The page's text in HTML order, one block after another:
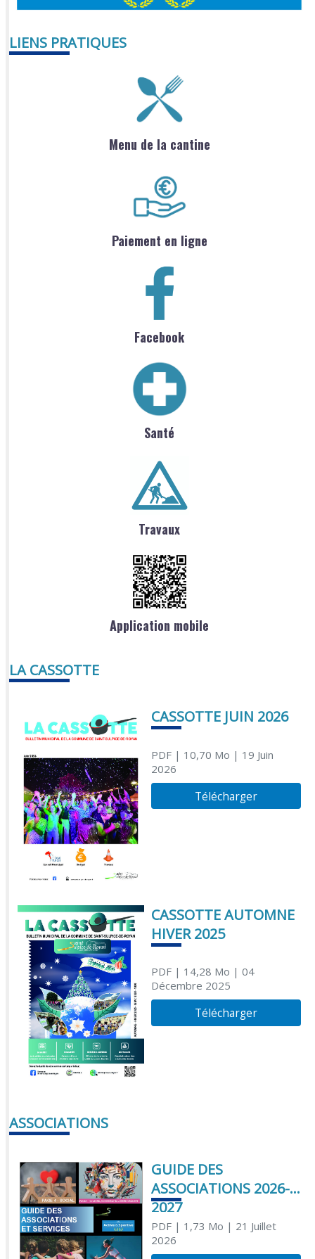
LIENS PRATIQUES
Menu de la cantine
Paiement en ligne
Facebook
Santé
Travaux
Application mobile
LA CASSOTTE
CASSOTTE JUIN 2026
PDF| 10,70 Mo | 19 Juin
2026
Télécharger
CASSOTTE AUTOMNE
HIVER 2025
PDF| 14,28 Mo | 04
Décembre 2025
Télécharger
ASSOCIATIONS
GUIDE DES
ASSOCIATIONS 2026-
2027
PDF| 1,73 Mo | 21 Juillet
2026